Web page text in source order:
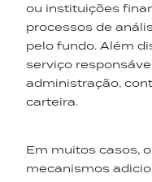
ou instituições
processos de
pelo fundo. Além
serviço
administração,
carteira.
Em muitos casos,
mecanismos